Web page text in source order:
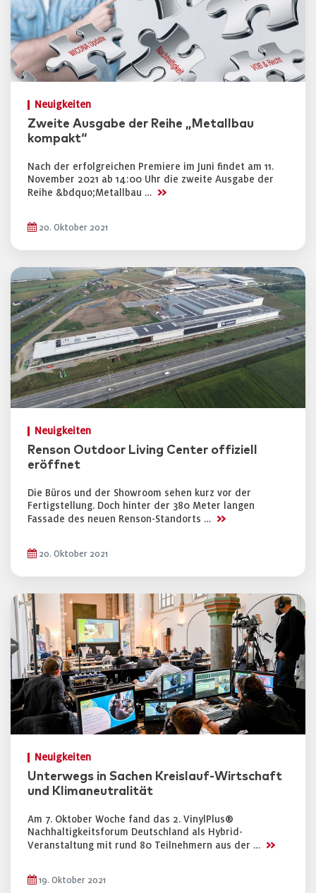
Neuigkeiten
Zweite Ausgabe der Reihe „Metallbau
kompakt“
Nach der erfolgreichen Premiere im Juni findet am 11.
November 2021 ab 14:00 Uhr die zweite Ausgabe der
Reihe &bdquo;Metallbau … >>
20. Oktober 2021
Neuigkeiten
Renson Outdoor Living Center offiziell
eröffnet
Die Büros und der Showroom sehen kurz vor der
Fertigstellung. Doch hinter der 380 Meter langen
Fassade des neuen Renson-Standorts … >>
20. Oktober 2021
Neuigkeiten
Unterwegs in Sachen Kreislauf-Wirtschaft
und Klimaneutralität
Am 7. Oktober Woche fand das 2. VinylPlus®
Nachhaltigkeitsforum Deutschland als Hybrid-
Veranstaltung mit rund 80 Teilnehmern aus der … >>
19. Oktober 2021